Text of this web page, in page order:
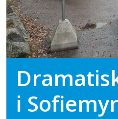
i